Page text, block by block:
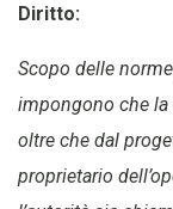
Diritto:
Scopo delle
impongono che
oltre che dal
proprietario